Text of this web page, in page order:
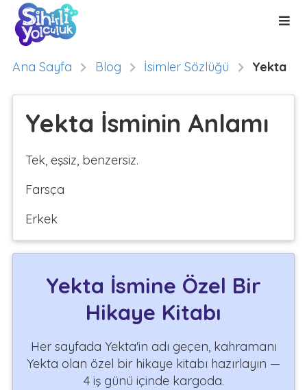
Ana Sayfa Blog İsimler Sözlüğü Yekta
Yekta İsminin Anlamı
Tek, eşsiz, benzersiz.
Farsça
Erkek
Yekta İsmine Özel Bir
Hikaye Kitabı
Her sayfada Yekta'in adı geçen, kahramanı
Yekta olan özel bir hikaye kitabı hazırlayın —
4 iş günü içinde kargoda.